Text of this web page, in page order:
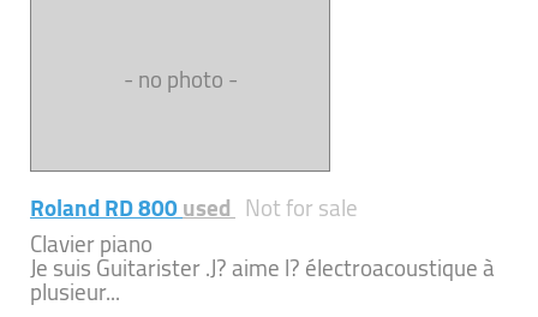
- no photo -
Roland RD 800used Not for sale
Clavier piano
Je suis Guitarister .J? aime l? électroacoustique à
plusieur...